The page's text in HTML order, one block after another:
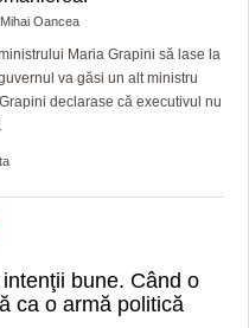
Mihai Oancea
Maria Grapini să lase la
va găsi un alt ministru
declarase că executivul nu
bune. Când o
ca o armă politică